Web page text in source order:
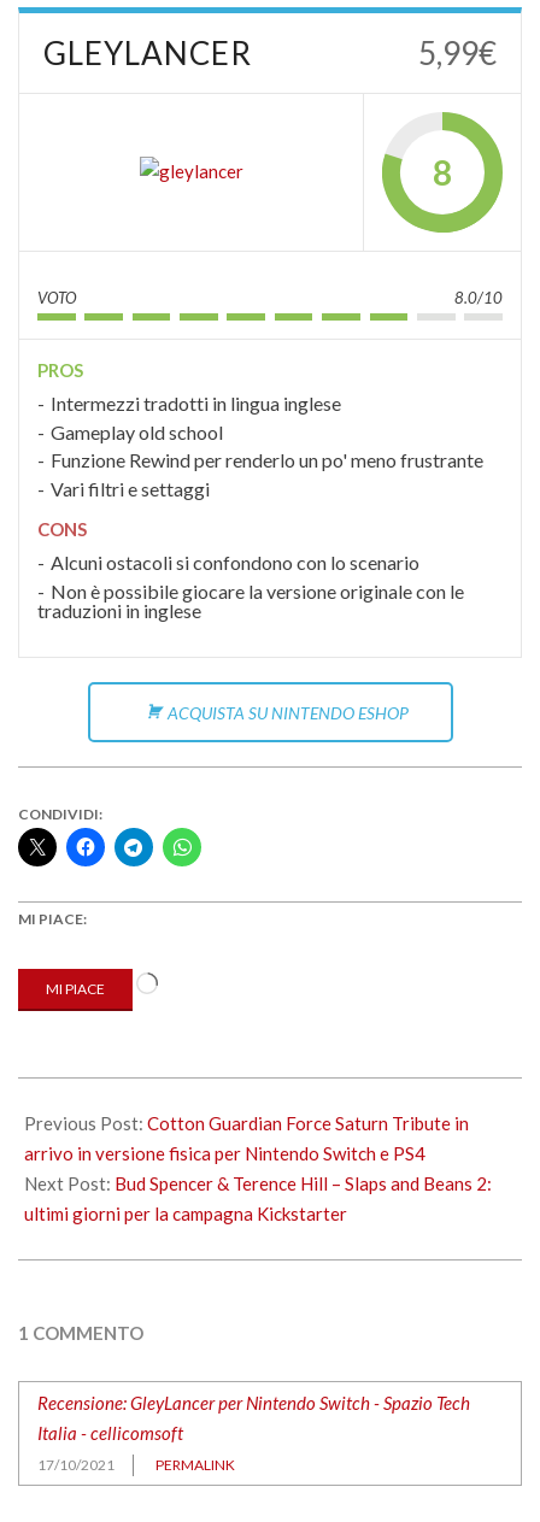
GLEYLANCER 5,99€
8
VOTO 8.0/10
PROS
Intermezzi tradotti in lingua inglese
Gameplay old school
Funzione Rewind per renderlo un po' meno frustrante
Vari filtri e settaggi
CONS
Alcuni ostacoli si confondono con lo scenario
Non è possibile giocare la versione originale con le
traduzioni in inglese
ACQUISTA SU NINTENDO ESHOP
CONDIVIDI:
MI PIACE:
MI PIACE
Caricamento
10-
17
Previous Post: Cotton Guardian Force Saturn Tribute in
arrivo in versione fisica per Nintendo Switch e PS4
Next Post: Bud Spencer & Terence Hill – Slaps and Beans 2:
ultimi giorni per la campagna Kickstarter
1 COMMENTO
Recensione: GleyLancer per Nintendo Switch - Spazio Tech
Italia - cellicomsoft
17/10/2021 PERMALINK